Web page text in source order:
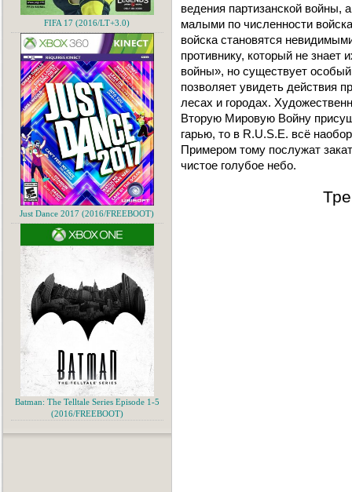
ведения партизанской войны,
малыми по численности
войска становятся
противнику, который не знает
войны», но существует
позволяет увидеть действия
лесах и городах.
Вторую Мировую Войну
гарью, то в R.U.S.E. всё
Примером тому послужат
чистое голубое небо.
FIFA 17 (2016/LT+3.0)
Just Dance 2017 (2016/FREEBOOT)
Batman: The Telltale Series Episode 1-5
(2016/FREEBOOT)